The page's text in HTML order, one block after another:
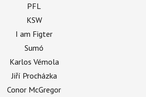
PFL
KSW
I am Figter
Sumó
Karlos Vémola
Jiří Procházka
Conor McGregor